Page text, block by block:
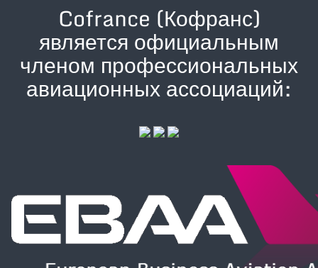
Cofrance (Кофранс)
является официальным
членом профессиональных
авиационных ассоциаций: